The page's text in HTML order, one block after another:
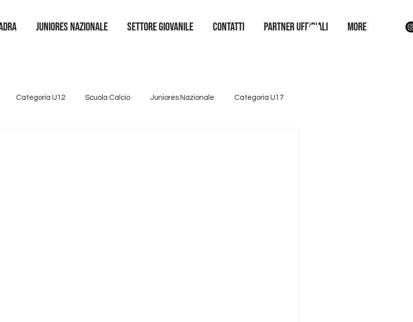
juniores nazionale SETTORE GIOVANILE Contatti Partner Ufficiali More
Categoria U12 Scuola Calcio Juniores Nazionale Categoria U17